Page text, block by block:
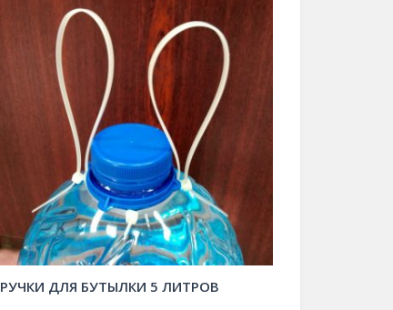
РУЧКИ ДЛЯ БУТЫЛКИ 5 ЛИТРОВ